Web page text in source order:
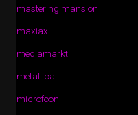
mastering mansion
maxiaxi
mediamarkt
metallica
microfoon